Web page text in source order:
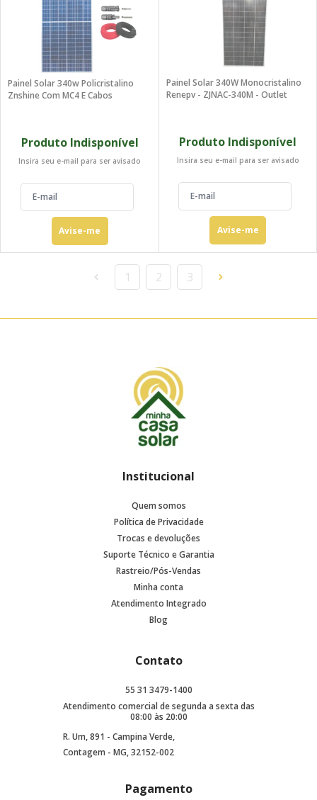
Painel Solar 340w Policristalino
Znshine Com MC4 E Cabos
Produto Indisponível
Insira seu e-mail para ser avisado
Avise-me
Painel Solar 340W Monocristalino
Renepv - ZJNAC-340M - Outlet
Produto Indisponível
Insira seu e-mail para ser avisado
Avise-me
1 2 3
Institucional
Quem somos
Política de Privacidade
Trocas e devoluções
Suporte Técnico e Garantia
Rastreio/Pós-Vendas
Minha conta
Atendimento Integrado
Blog
Contato
55 31 3479-1400
Atendimento comercial de segunda a sexta das
08:00 às 20:00
R. Um, 891 - Campina Verde,
Contagem - MG, 32152-002
Pagamento